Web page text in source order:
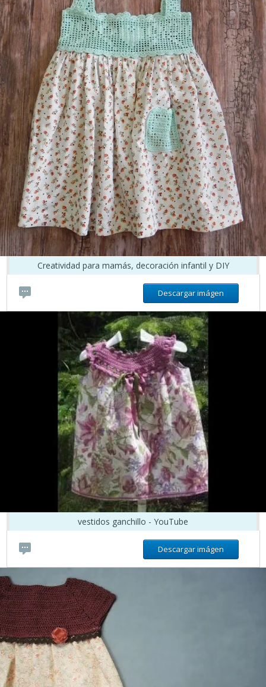
Creatividad para mamás, decoración infantil y DIY
Descargar imágen
vestidos ganchillo - YouTube
Descargar imágen